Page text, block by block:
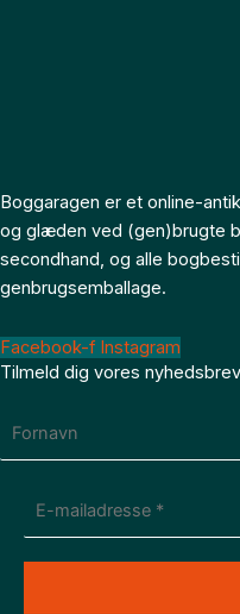
Boggaragen er et online-
og glæden ved (gen)brugte
secondhand, og alle
genbrugsemballage.
Facebook-f Instagram
Tilmeld dig vores nyhedsbrev